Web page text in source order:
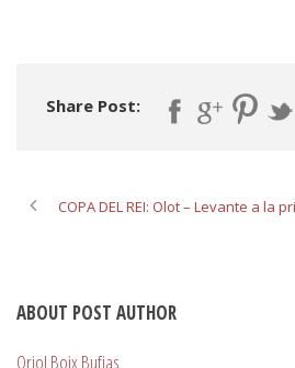
Share Post:
COPA DEL REI: Olot – Levante a la
ABOUT POST AUTHOR
Oriol Boix Bufias